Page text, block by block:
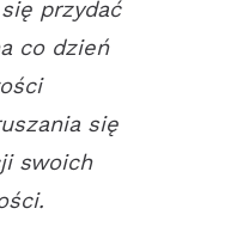
przydać
co dzień
się
swoich